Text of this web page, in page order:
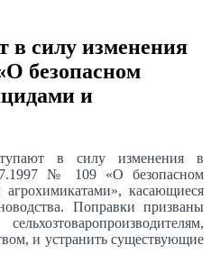
в силу изменения
безопасном
и
в силу изменения в
№ 109 «О безопасном
касающиеся
Поправки призваны
и устранить существующие